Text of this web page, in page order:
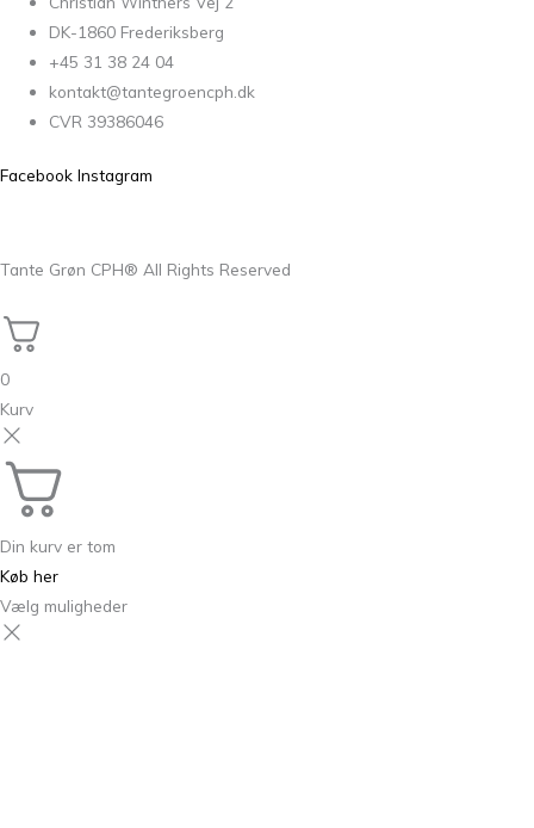
DK-1860 Frederiksberg
+45 31 38 24 04
kontakt@tantegroencph.dk
CVR 39386046
Facebook Instagram
Tante Grøn CPH® All Rights Reserved
0
Kurv
Din kurv er tom
Køb her
Vælg muligheder